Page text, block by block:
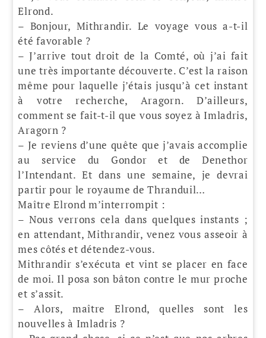
Elrond.
– Bonjour, Mithrandir. Le voyage vous a-t-il
été favorable ?
– J’arrive tout droit de la Comté, où j’ai fait
une très importante découverte. C’est la raison
même pour laquelle j’étais jusqu’à cet instant
à votre recherche, Aragorn. D’ailleurs,
comment se fait-t-il que vous soyez à Imladris,
Aragorn ?
– Je reviens d’une quête que j’avais accomplie
au service du Gondor et de Denethor
l’Intendant. Et dans une semaine, je devrai
partir pour le royaume de Thranduil…
Maître Elrond m’interrompit :
– Nous verrons cela dans quelques instants ;
en attendant, Mithrandir, venez vous asseoir à
mes côtés et détendez-vous.
Mithrandir s’exécuta et vint se placer en face
de moi. Il posa son bâton contre le mur proche
et s’assit.
– Alors, maître Elrond, quelles sont les
nouvelles à Imladris ?